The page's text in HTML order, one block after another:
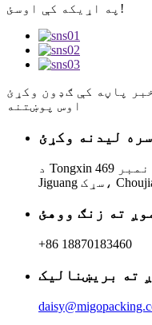
په اړیکه کې اوسئ!
اوس پوښتنه
لیدنه وکړئ
د Tongxin بسته بندۍ صنعتي پارک، نمبر 469، Qi
ته زنګ ووهئ
+86 18870183460
ته بریښنالیک